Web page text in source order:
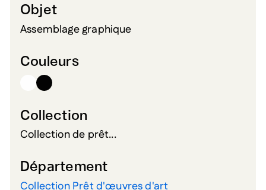
Objet
Assemblage graphique
Couleurs
Collection
Collection de prêt...
Département
Collection Prêt d'œuvres d'art